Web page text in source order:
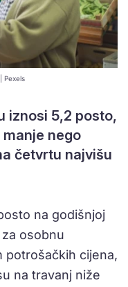
Pexels
iznosi 5,2 posto,
manje nego
četvrtu najvišu
na godišnjoj
osobnu
potrošačkih cijena,
na travanj niže